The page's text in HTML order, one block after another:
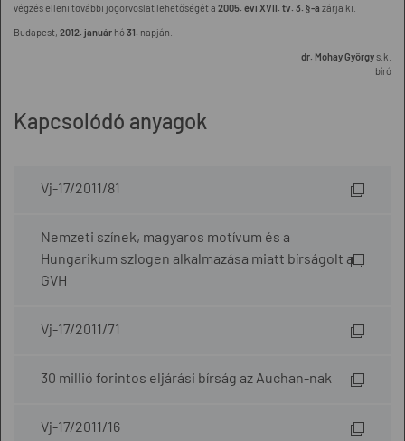
végzés elleni további jogorvoslat lehetőségét a 2005. évi XVII. tv. 3. §-a zárja ki.
Budapest, 2012. január hó31. napján.
dr. Mohay Györgys.k.
bíró
Kapcsolódó anyagok
Vj-17/2011/81
Nemzeti színek, magyaros motívum és a
Hungarikum szlogen alkalmazása miatt bírságolt a
GVH
Vj-17/2011/71
30 millió forintos eljárási bírság az Auchan-nak
Vj-17/2011/16